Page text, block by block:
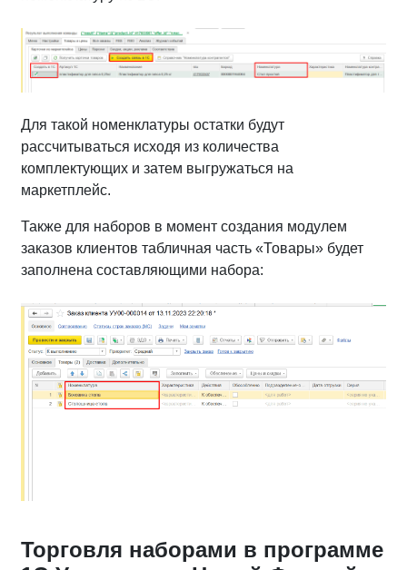
Для такой номенклатуры остатки будут
рассчитываться исходя из количества
комплектующих и затем выгружаться на
маркетплейс.
Также для наборов в момент создания модулем
заказов клиентов табличная часть «Товары» будет
заполнена составляющими набора:
Торговля наборами в программе